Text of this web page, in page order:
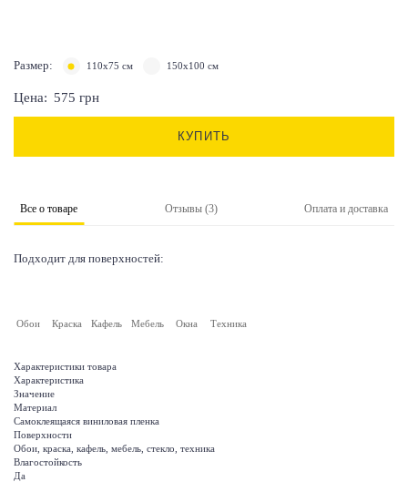
Размер: 110x75 см 150x100 см
Цена: 575 грн
КУПИТЬ
Все о товаре Отзывы (3) Оплата и доставка
Подходит для поверхностей:
Обои Краска Кафель Мебель Окна Техника
Характеристики товара
Характеристика
Значение
Материал
Самоклеящаяся виниловая пленка
Поверхности
Обои, краска, кафель, мебель, стекло, техника
Влагостойкость
Да